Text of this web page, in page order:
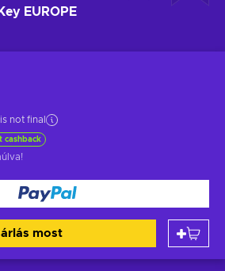
EUROPE
not final
cashback
!
most